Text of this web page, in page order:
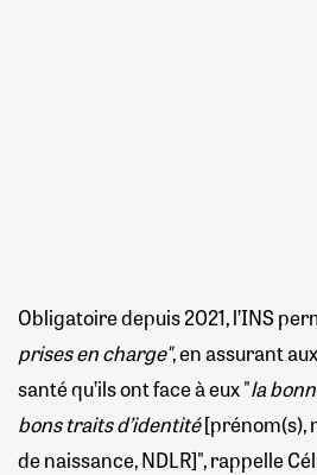
Obligatoire depuis 2021, l’INS
prises en charge", en assurant
santé qu’ils ont face à eux "la
bons traits d’identité[prénom(s),
de naissance, NDLR]", rappelle